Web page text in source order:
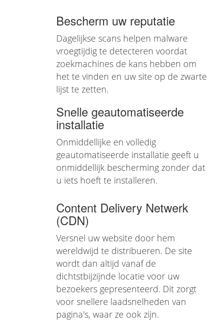
Bescherm uw reputatie
Dagelijkse scans helpen malware
vroegtijdig te detecteren voordat
zoekmachines de kans hebben om
het te vinden en uw site op de zwarte
lijst te zetten.
Snelle geautomatiseerde
installatie
Onmiddellijke en volledig
geautomatiseerde installatie geeft u
onmiddellijk bescherming zonder dat
u iets hoeft te installeren.
Content Delivery Netwerk
(CDN)
Versnel uw website door hem
wereldwijd te distribueren. De site
wordt dan altijd vanaf de
dichtstbijzijnde locatie voor uw
bezoekers gepresenteerd. Dit zorgt
voor snellere laadsnelheden van
pagina's, waar ze ook zijn.